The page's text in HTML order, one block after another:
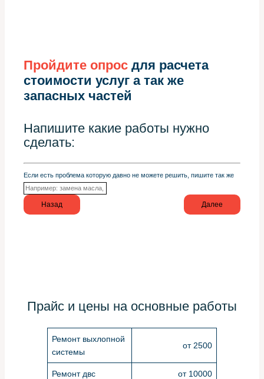
Пройдите опрос для расчета
стоимости услуг а так же
запасных частей
Напишите какие работы нужно
сделать:
Если есть проблема которую давно не можете решить, пишите так же
Назад Далее
Прайс и цены на основные работы
Ремонт выхлопной
системы
от 2500
Ремонт двс от 10000